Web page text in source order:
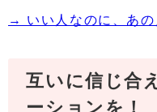
→ いい人なのに、あ
互いに信じ合
ーションを！